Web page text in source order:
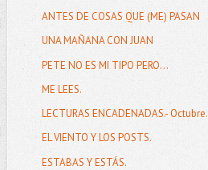
ANTES DE COSAS QUE (ME) PASAN
UNA MAÑANA CON JUAN
PETE NO ES MI TIPO PERO...
ME LEES.
LECTURAS ENCADENADAS.- Octubre.
EL VIENTO Y LOS POSTS.
ESTABAS Y ESTÁS.